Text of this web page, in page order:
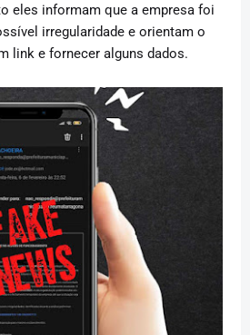
eles informam que a empresa foi
irregularidade e orientam o
link e fornecer alguns dados.